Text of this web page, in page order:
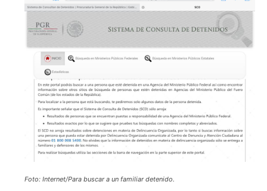
Foto: Internet/Para buscar a un familiar detenido.